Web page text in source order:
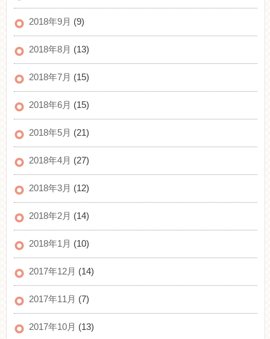
2018年9月 (9)
2018年8月 (13)
2018年7月 (15)
2018年6月 (15)
2018年5月 (21)
2018年4月 (27)
2018年3月 (12)
2018年2月 (14)
2018年1月 (10)
2017年12月 (14)
2017年11月 (7)
2017年10月 (13)